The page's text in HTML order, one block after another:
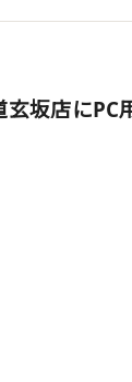
玄坂店にPC